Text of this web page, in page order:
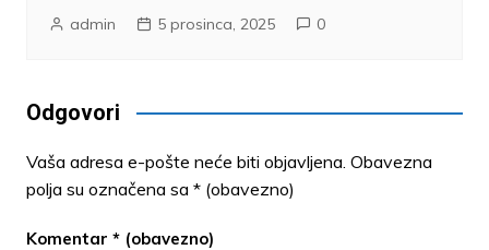
admin 5 prosinca, 2025 0
Odgovori
Vaša adresa e-pošte neće biti objavljena. Obavezna
polja su označena sa * (obavezno)
Komentar * (obavezno)